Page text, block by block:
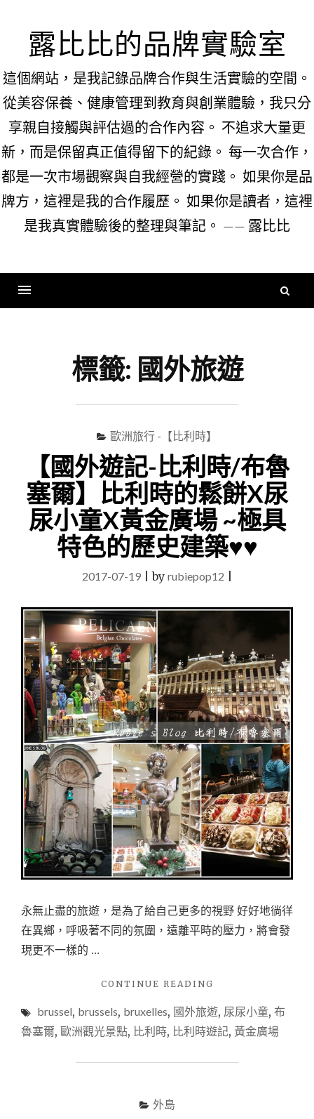
content露比比的品牌實驗室
這個網站，是我記錄品牌合作與生活實驗的空間。
從美容保養、健康管理到教育與創業體驗，我只分
享親自接觸與評估過的合作內容。 不追求大量更
新，而是保留真正值得留下的紀錄。 每一次合作，
都是一次市場觀察與自我經營的實踐。 如果你是品
牌方，這裡是我的合作履歷。 如果你是讀者，這裡
是我真實體驗後的整理與筆記。 —— 露比比
標籤: 國外旅遊
歐洲旅行 -【比利時】
【國外遊記-比利時/布魯
塞爾】比利時的鬆餅X尿
尿小童X黃金廣場 ~極具
特色的歷史建築♥♥
2017-07-19|by rubiepop12
永無止盡的旅遊，是為了給自己更多的視野 好好地徜徉
在異鄉，呼吸著不同的氛圍，遠離平時的壓力，將會發
現更不一樣的 …
CONTINUE READING
遊
記-
brussel, brussels, bruxelles, 國外旅遊, 尿尿小童, 布
魯塞爾, 歐洲觀光景點, 比利時, 比利時遊記, 黃金廣場
外島